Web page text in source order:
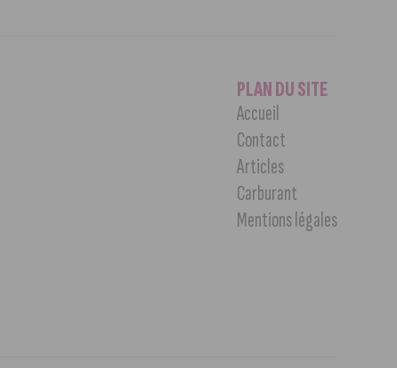
PLAN DU SITE
Accueil
Contact
Articles
Carburant
Mentions légales